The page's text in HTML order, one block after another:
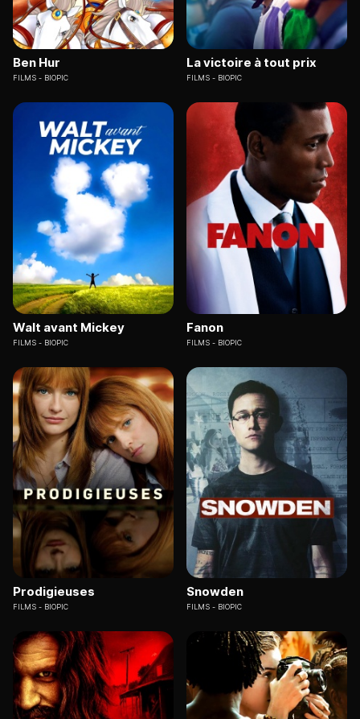
Ben Hur
FILMS BIOPIC
La victoire à tout prix
FILMS BIOPIC
Walt avant Mickey
FILMS BIOPIC
Fanon
FILMS BIOPIC
Prodigieuses
FILMS BIOPIC
Snowden
FILMS BIOPIC